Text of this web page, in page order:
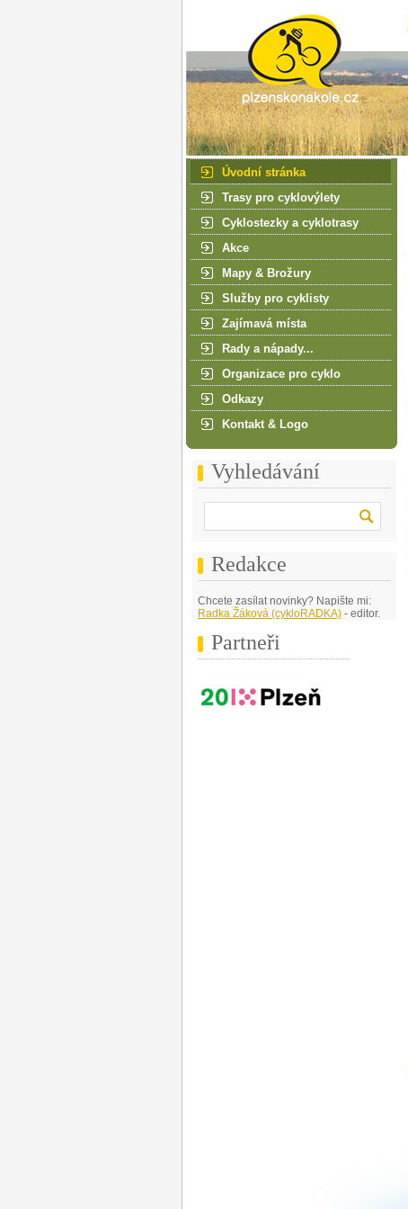
Úvodní stránka
Trasy pro cyklovýlety
Cyklostezky a cyklotrasy
Akce
Mapy & Brožury
Služby pro cyklisty
Zajímavá místa
Rady a nápady...
Organizace pro cyklo
Odkazy
Kontakt & Logo
Vyhledávání
Redakce
Chcete zasílat novinky? Napište mi:
Radka Žáková (cykloRADKA) - editor.
Partneři